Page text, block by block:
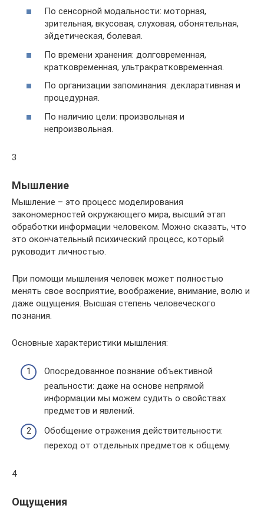
По сенсорной модальности: моторная,
зрительная, вкусовая, слуховая, обонятельная,
эйдетическая, болевая.
По времени хранения: долговременная,
кратковременная, ультракратковременная.
По организации запоминания: декларативная и
процедурная.
По наличию цели: произвольная и
непроизвольная.
3
Мышление
Мышление – это процесс моделирования
закономерностей окружающего мира, высший этап
обработки информации человеком. Можно сказать, что
это окончательный психический процесс, который
руководит личностью.
При помощи мышления человек может полностью
менять свое восприятие, воображение, внимание, волю и
даже ощущения. Высшая степень человеческого
познания.
Основные характеристики мышления:
Опосредованное познание объективной
реальности: даже на основе непрямой
информации мы можем судить о свойствах
предметов и явлений.
Обобщение отражения действительности:
переход от отдельных предметов к общему.
4
Ощущения